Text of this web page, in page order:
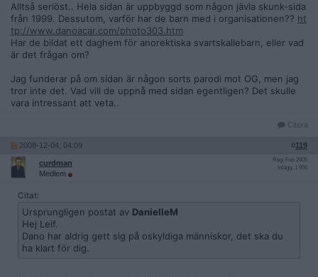
Alltså seriöst.. Hela sidan är uppbyggd som någon jävla skunk-sida
från 1999. Dessutom, varför har de barn med i organisationen?? ht
tp://www.danoacar.com/photo303.htm
Har de bildat ett daghem för anorektiska svartskallebarn, eller vad
är det frågan om?
Jag funderar på om sidan är någon sorts parodi mot OG, men jag
tror inte det. Vad vill de uppnå med sidan egentligen? Det skulle
vara intressant att veta..
Citera
2008-12-04, 04:09 #119
curdman
Medlem
Reg: Feb 2005
Inlägg: 1 956
Citat:
Ursprungligen postat av DanielleM
Hej Leif.
Dano har aldrig gett sig på oskyldiga människor, det ska du
ha klart för dig.